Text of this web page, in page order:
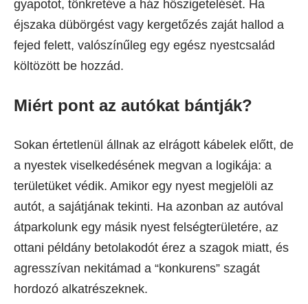
gyapotot, tönkretéve a ház hőszigetelését. Ha
éjszaka dübörgést vagy kergetőzés zaját hallod a
fejed felett, valószínűleg egy egész nyestcsalád
költözött be hozzád.
Miért pont az autókat bántják?
Sokan értetlenül állnak az elrágott kábelek előtt, de
a nyestek viselkedésének megvan a logikája: a
területüket védik. Amikor egy nyest megjelöli az
autót, a sajátjának tekinti. Ha azonban az autóval
átparkolunk egy másik nyest felségterületére, az
ottani példány betolakodót érez a szagok miatt, és
agresszívan nekitámad a “konkurens” szagát
hordozó alkatrészeknek.